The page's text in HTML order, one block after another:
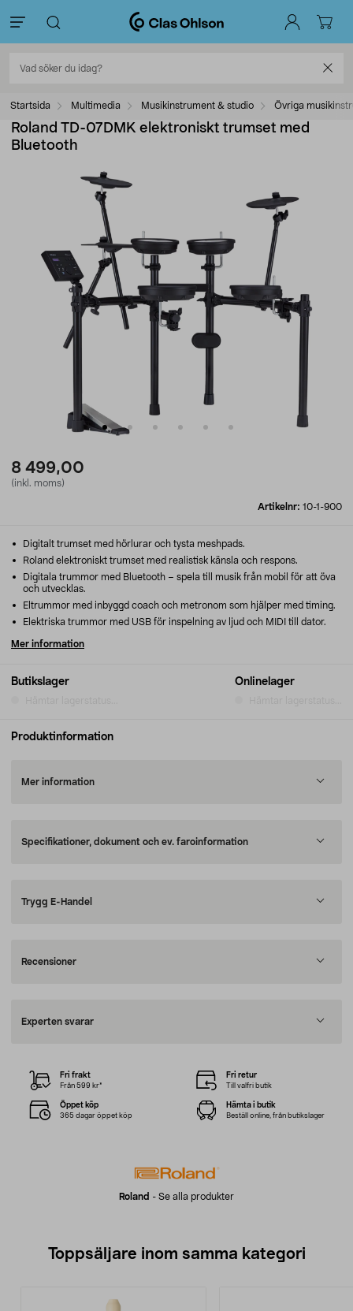
Startsida Multimedia Musikinstrument & studio Övriga
Roland TD-07DMK elektroniskt trumset med
Bluetooth
8 499,00
(inkl. moms)
Artikelnr: 10-1-900
Butikslager Onlinelager
Digitalt trumset med hörlurar och tysta meshpads.
Roland elektroniskt trumset med realistisk känsla och respons.
Digitala trummor med Bluetooth – spela till musik från mobil för att öva
och utvecklas.
Eltrummor med inbyggd coach och metronom som hjälper med timing.
Elektriska trummor med USB för inspelning av ljud och MIDI till dator.
Mer information
Produktinformation
Mer information
Specifikationer, dokument och ev. faroinformation
Trygg E-Handel
Recensioner
Experten svarar
Roland - Se alla produkter
Fri frakt
Från 599 kr*
Fri retur
Till valfri butik
Öppet köp
365 dagar öppet köp
Hämta i butik
Beställ online, från butikslager
Toppsäljare inom samma kategori